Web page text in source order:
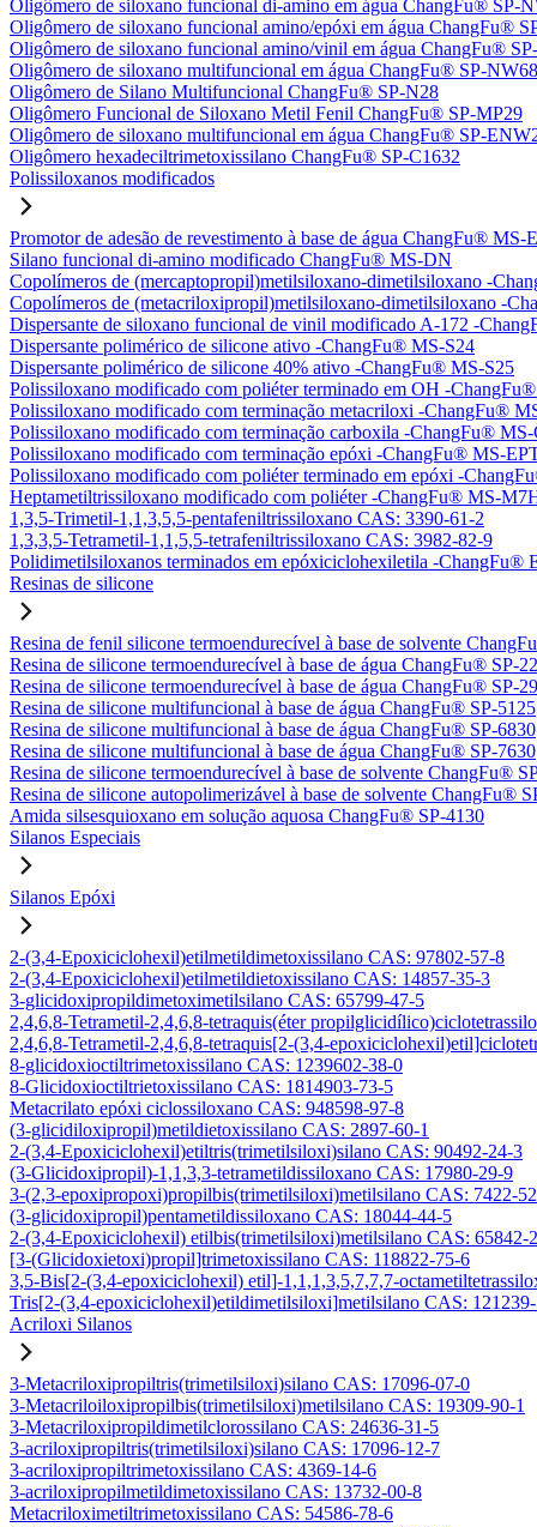
Oligômero de siloxano funcional di-amino em água ChangFu® SP-
Oligômero de siloxano funcional amino/epóxi em água ChangFu®
Oligômero de siloxano funcional amino/vinil em água ChangFu®
Oligômero de siloxano multifuncional em água ChangFu® SP-NW68
Oligômero de Silano Multifuncional ChangFu® SP-N28
Oligômero Funcional de Siloxano Metil Fenil ChangFu® SP-MP29
Oligômero de siloxano multifuncional em água ChangFu® SP-
Oligômero hexadeciltrimetoxissilano ChangFu® SP-C1632
Polissiloxanos modificados
Promotor de adesão de revestimento à base de água ChangFu® MS-
Silano funcional di-amino modificado ChangFu® MS-DN
Copolímeros de (mercaptopropil)metilsiloxano-dimetilsiloxano -
Copolímeros de (metacriloxipropil)metilsiloxano-dimetilsiloxano -
Dispersante de siloxano funcional de vinil modificado A-172 -
Dispersante polimérico de silicone ativo -ChangFu® MS-S24
Dispersante polimérico de silicone 40% ativo -ChangFu® MS-S25
Polissiloxano modificado com poliéter terminado em OH -
Polissiloxano modificado com terminação metacriloxi -ChangFu®
Polissiloxano modificado com terminação carboxila -ChangFu®
Polissiloxano modificado com terminação epóxi -ChangFu® MS-
Polissiloxano modificado com poliéter terminado em epóxi -
Heptametiltrissiloxano modificado com poliéter -ChangFu® MS-
1,3,5-Trimetil-1,1,3,5,5-pentafeniltrissiloxano CAS: 3390-61-2
1,3,3,5-Tetrametil-1,1,5,5-tetrafeniltrissiloxano CAS: 3982-82-9
Polidimetilsiloxanos terminados em epóxiciclohexiletila -ChangFu®
Resinas de silicone
Resina de fenil silicone termoendurecível à base de solvente
Resina de silicone termoendurecível à base de água ChangFu® SP-
Resina de silicone termoendurecível à base de água ChangFu® SP-
Resina de silicone multifuncional à base de água ChangFu® SP-5125
Resina de silicone multifuncional à base de água ChangFu® SP-6830
Resina de silicone multifuncional à base de água ChangFu® SP-7630
Resina de silicone termoendurecível à base de solvente ChangFu®
Resina de silicone autopolimerizável à base de solvente ChangFu®
Amida silsesquioxano em solução aquosa ChangFu® SP-4130
Silanos Especiais
Silanos Epóxi
2-(3,4-Epoxiciclohexil)etilmetildimetoxissilano CAS: 97802-57-8
2-(3,4-Epoxiciclohexil)etilmetildietoxissilano CAS: 14857-35-3
3-glicidoxipropildimetoximetilsilano CAS: 65799-47-5
2,4,6,8-Tetrametil-2,4,6,8-tetraquis(éter
2,4,6,8-Tetrametil-2,4,6,8-tetraquis[2-(3,4-
8-glicidoxioctiltrimetoxissilano CAS: 1239602-38-0
8-Glicidoxioctiltrietoxissilano CAS: 1814903-73-5
Metacrilato epóxi ciclossiloxano CAS: 948598-97-8
(3-glicidiloxipropil)metildietoxissilano CAS: 2897-60-1
2-(3,4-Epoxiciclohexil)etiltris(trimetilsiloxi)silano CAS: 90492-24-3
(3-Glicidoxipropil)-1,1,3,3-tetrametildissiloxano CAS: 17980-29-9
3-(2,3-epoxipropoxi)propilbis(trimetilsiloxi)metilsilano CAS: 7422-
(3-glicidoxipropil)pentametildissiloxano CAS: 18044-44-5
2-(3,4-Epoxiciclohexil) etilbis(trimetilsiloxi)metilsilano CAS: 65842-
[3-(Glicidoxietoxi)propil]trimetoxissilano CAS: 118822-75-6
3,5-Bis[2-(3,4-epoxiciclohexil) etil]-1,1,1,3,5,7,7,7-
Tris[2-(3,4-epoxiciclohexil)etildimetilsiloxi]metilsilano CAS:
Acriloxi Silanos
3-Metacriloxipropiltris(trimetilsiloxi)silano CAS: 17096-07-0
3-Metacriloiloxipropilbis(trimetilsiloxi)metilsilano CAS: 19309-90-1
3-Metacriloxipropildimetilclorossilano CAS: 24636-31-5
3-acriloxipropiltris(trimetilsiloxi)silano CAS: 17096-12-7
3-acriloxipropiltrimetoxissilano CAS: 4369-14-6
3-acriloxipropilmetildimetoxissilano CAS: 13732-00-8
Metacriloximetiltrimetoxissilano CAS: 54586-78-6